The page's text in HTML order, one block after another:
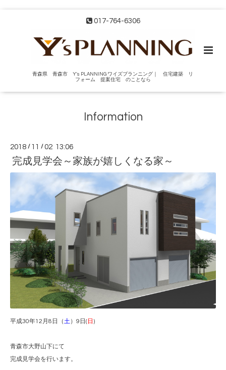
017-764-6306
青森県 青森市 Y's PLANNING ワイズプランニング｜ 住宅建築 リ
フォーム 提案住宅 のことなら
Information
2018 / 11 /02 13:06
完成見学会～家族が嬉しくなる家～
平成30年12月8日（土）9日(日 )
青森市大野山下にて
完成見学会を行います。